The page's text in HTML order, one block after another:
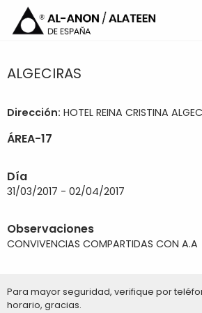
ALGECIRAS
Dirección: HOTEL REINA CRISTINA
ÁREA-17
Día
31/03/2017 - 02/04/2017
Observaciones
CONVIVENCIAS COMPARTIDAS CON A.A
Para mayor seguridad, verifique por
horario, gracias.